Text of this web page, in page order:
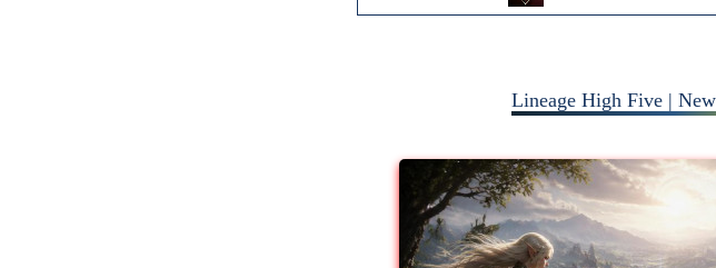
Lineage High Five |